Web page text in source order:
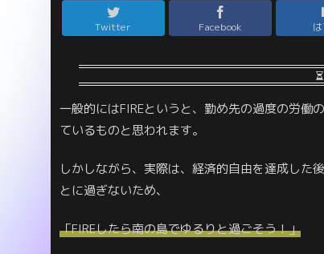
Twitter Facebook
一般的にはFIREというと、勤め先の過度の労働
ているものと思われます。
しかしながら、実際は、経済的自由を達成した
とに過ぎないため、
「FIREしたら南の島でゆるりと過ごそう！」